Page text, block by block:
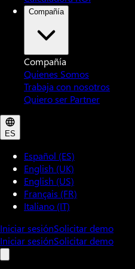
Compañía
Compañía
Quienes Somos
Trabaja con nosotros
Quiero ser Partner
ES
Español (ES)
English (UK)
English (US)
Français (FR)
Italiano (IT)
Iniciar sesiónSolicitar demo
Iniciar sesiónSolicitar demo